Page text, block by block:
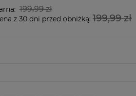
199,99 zł
z 30 dni przed obniżką:199,99 zł